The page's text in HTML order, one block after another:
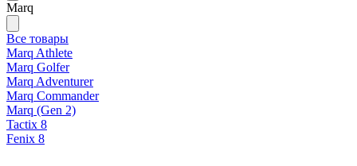
Marq
Все товары
Marq Athlete
Marq Golfer
Marq Adventurer
Marq Commander
Marq (Gen 2)
Tactix 8
Fenix 8